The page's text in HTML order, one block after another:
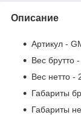
Описание
Артикул -
Вес брутто -
Вес нетто -
Габариты
Габариты